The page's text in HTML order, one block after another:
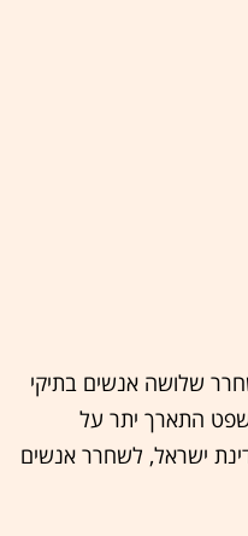
שלושה אנשים בתיקי
התארך יתר על
ישראל, לשחרר אנשים